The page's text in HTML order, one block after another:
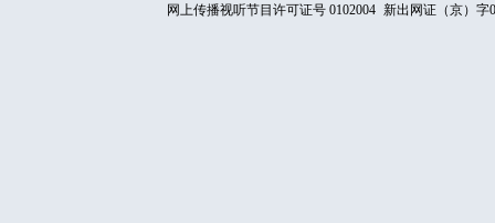
网上传播视听节目许可证号 0102004 新出网证（京）